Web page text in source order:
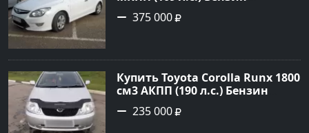
инжектор в Кропоткин: цвет
белый Хетчбэк 2011 года по
Авторынок23
375 000
Купить Toyota Corolla Runx 1800
см3 АКПП (190 л.с.) Бензин
инжектор в Тихорецк: цвет
Серый Хетчбэк 2002 года по
235 000